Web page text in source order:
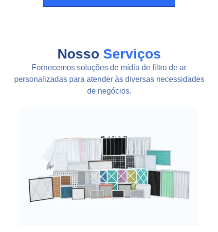
Nosso Serviços
Fornecemos soluções de mídia de filtro de ar
personalizadas para atender às diversas necessidades
de negócios.